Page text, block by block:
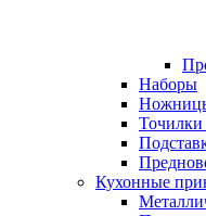
Наборы
Кухонные